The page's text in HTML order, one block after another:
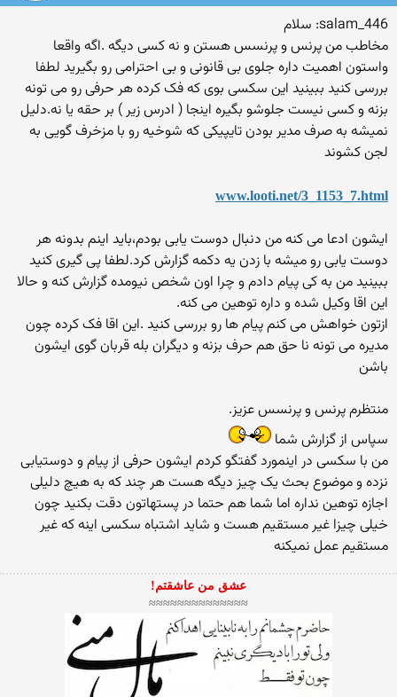
salam_446: سلام
مخاطب من پرنس و پرنسس هستن و نه کسی دیگه .اگه واقعا
واستون اهمیت داره جلوی بی قانونی و بی احترامی رو بگیرید لطفا
بررسی کنید ببینید این سکسی بوی که فک کرده هر حرفی رو می تونه
بزنه و کسی نیست جلوشو بگیره اینجا ( ادرس زیر ) بر حقه یا نه.دلیل
نمیشه به صرف مدیر بودن تایپیکی که شوخیه رو با مزخرف گویی به
لجن کشوند
www.looti.net/3_1153_7.html
ایشون ادعا می کنه من دنبال دوست یابی بودم،باید اینم بدونه هر
دوست یابی رو میشه با زدن یه دکمه گزارش کرد.لطفا پی گیری کنید
ببینید من به کی پیام دادم و چرا اون شخص نیومده گزارش کنه و حالا
این اقا وکیل شده و داره توهین می کنه.
ازتون خواهش می کنم پیام ها رو بررسی کنید .این اقا فک کرده چون
مدیره می تونه نا حق هم حرف بزنه و دیگران بله قربان گوی ایشون
باشن
منتظرم پرنس و پرنسس عزیز.
سپاس از گزارش شما
من با سکسی در اینمورد گفتگو کردم ایشون حرفی از پیام و دوستیابی
نزده و موضوع بحث یک چیز دیگه هست هر چند که به هیچ دلیلی
اجازه توهین نداره اما شما هم حتما در پستهاتون دقت بکنید چون
خیلی چیزا غیر مستقیم هست و شاید اشتباه سکسی اینه که غیر
مستقیم عمل نمیکنه
عشق من عاشقتم!
≈≈≈≈≈≈≈≈≈≈≈≈≈≈